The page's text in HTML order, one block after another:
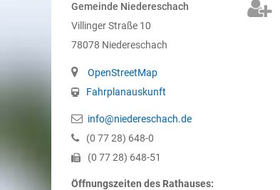
Gemeinde Niedereschach
Villinger Straße 10
78078 Niedereschach
OpenStreetMap
Fahrplanauskunft
info@niedereschach.de
(0 7728) 648-0
(0 7728) 648-51
Öffnungszeiten des Rathauses: